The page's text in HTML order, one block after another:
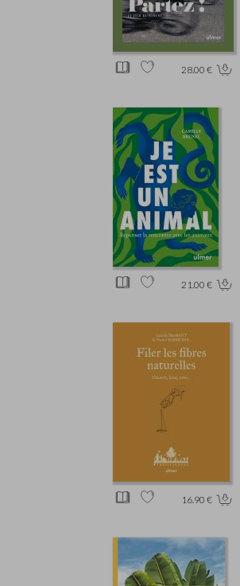
28.00 €
21.00 €
16.90 €